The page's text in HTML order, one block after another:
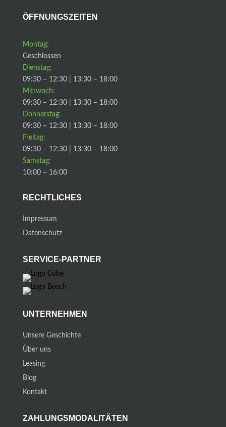
ÖFFNUNGSZEITEN
Montag:
Geschlossen
Dienstag:
09:30 – 12:30 | 13:30 – 18:00
Mittwoch:
09:30 – 12:30 | 13:30 – 18:00
Donnerstag:
09:30 – 12:30 | 13:30 – 18:00
Freitag:
09:30 – 12:30 | 13:30 – 18:00
Samstag:
10:00 – 16:00
RECHTLICHES
Impressum
Datenschutz
SERVICE-PARTNER
UNTERNEHMEN
Unsere Geschichte
Über uns
Leasing
Blog
Kontakt
ZAHLUNGSMODALITÄTEN